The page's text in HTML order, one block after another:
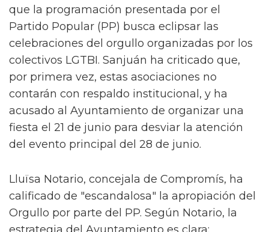
que la programación presentada por el
Partido Popular (PP) busca eclipsar las
celebraciones del orgullo organizadas por los
colectivos LGTBI. Sanjuán ha criticado que,
por primera vez, estas asociaciones no
contarán con respaldo institucional, y ha
acusado al Ayuntamiento de organizar una
fiesta el 21 de junio para desviar la atención
del evento principal del 28 de junio.
Lluïsa Notario, concejala de Compromís, ha
calificado de "escandalosa" la apropiación del
Orgullo por parte del PP. Según Notario, la
estrategia del Ayuntamiento es clara: